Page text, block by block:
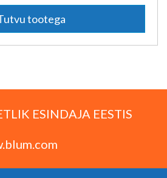
tootega
ESINDAJA EESTIS